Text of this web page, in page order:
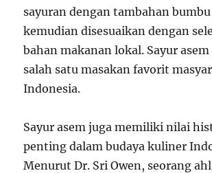
sayuran dengan tambahan
kemudian disesuaikan dengan
bahan makanan lokal. Sayur
salah satu masakan favorit
Indonesia.
Sayur asem juga memiliki nilai
penting dalam budaya kuliner
Menurut Dr. Sri Owen, seorang